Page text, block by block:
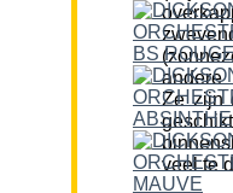
andere
Ze zijn
veel te